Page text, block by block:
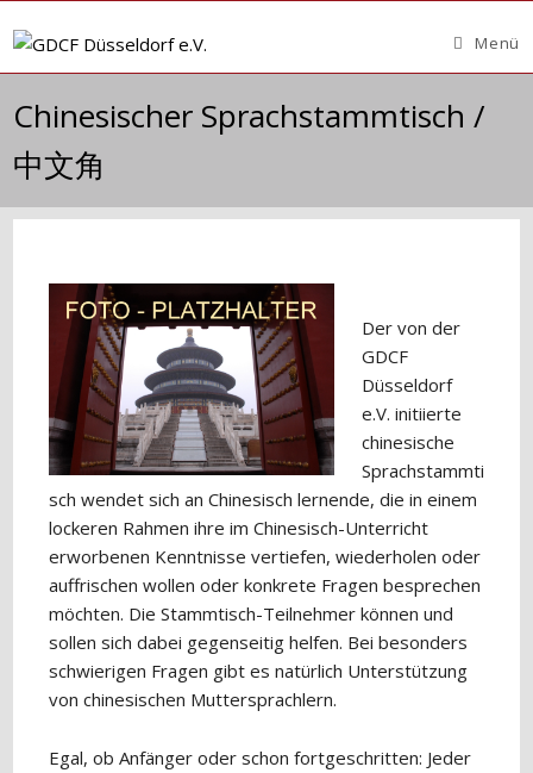
Inhalt
Menü
Chinesischer Sprachstammtisch /
中文角
Der von der
GDCF
Düsseldorf
e.V. initiierte
chinesische
Sprachstammti
sch wendet sich an Chinesisch lernende, die in einem
lockeren Rahmen ihre im Chinesisch-Unterricht
erworbenen Kenntnisse vertiefen, wiederholen oder
auffrischen wollen oder konkrete Fragen besprechen
möchten. Die Stammtisch-Teilnehmer können und
sollen sich dabei gegenseitig helfen. Bei besonders
schwierigen Fragen gibt es natürlich Unterstützung
von chinesischen Muttersprachlern.
Egal, ob Anfänger oder schon fortgeschritten: Jeder